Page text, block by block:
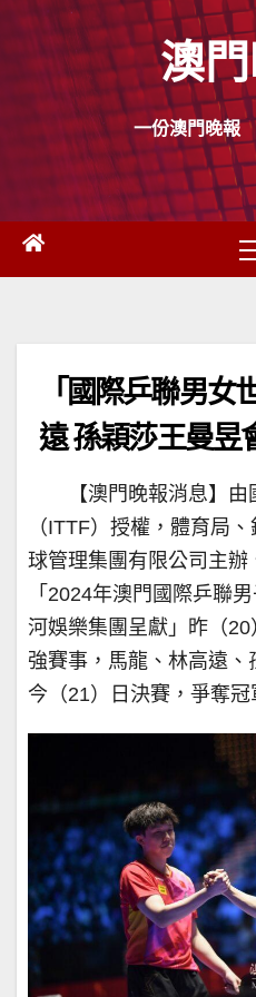
Skip
content
澳
一份澳門晚報
「國際乒聯男
遠 孫穎莎王曼昱
【澳門晚報消息】
（ITTF）授權，體育局
球管理集團有限公司主辦
「2024年澳門國際乒聯
河娛樂集團呈獻」昨（
強賽事，馬龍、林高遠
今（21）日決賽，爭奪冠